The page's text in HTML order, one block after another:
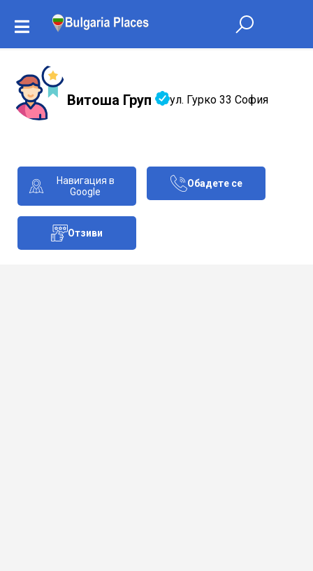
Витоша Груп ул. Гурко 33 София
Навигация в
Google
Обадете се
Отзиви